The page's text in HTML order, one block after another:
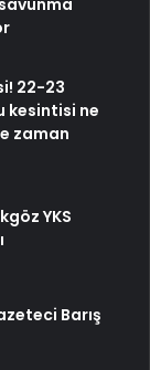
22-23
kesintisi ne
zaman
YKS
Barış